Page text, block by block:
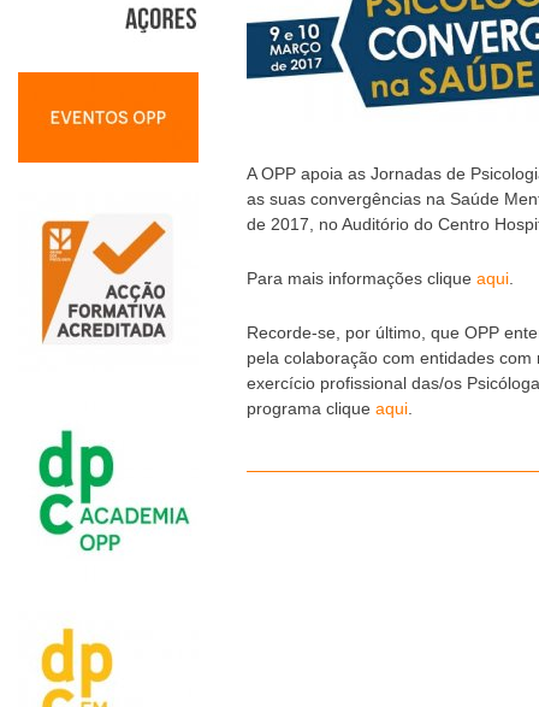
A OPP apoia as Jornadas de
as suas convergências na Saúde
de 2017, no Auditório do Centro
Para mais informações clique aqui
Recorde-se, por último, que OPP
pela colaboração com entidades
exercício profissional das/os
programa clique aqui